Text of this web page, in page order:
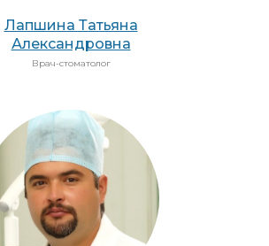
Лапшина Татьяна
Александровна
Врач-стоматолог